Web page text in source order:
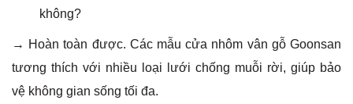
không?
→ Hoàn toàn được. Các mẫu cửa nhôm vân gỗ Goonsan
tương thích với nhiều loại lưới chống muỗi rời, giúp bảo
vệ không gian sống tối đa.